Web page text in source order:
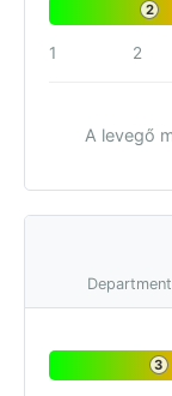
2
1 2
A levegő
3